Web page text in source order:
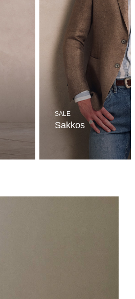
SALE
Sakkos